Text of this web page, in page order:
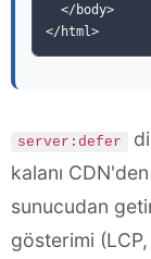
  </body>
server:defer
kalanı
sunucudan
gösterimi (LCP,